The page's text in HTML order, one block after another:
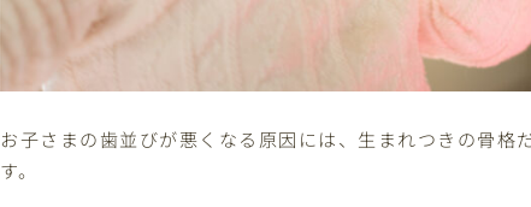
お子さまの歯並びが悪くなる原因には、生まれつきの骨
す。